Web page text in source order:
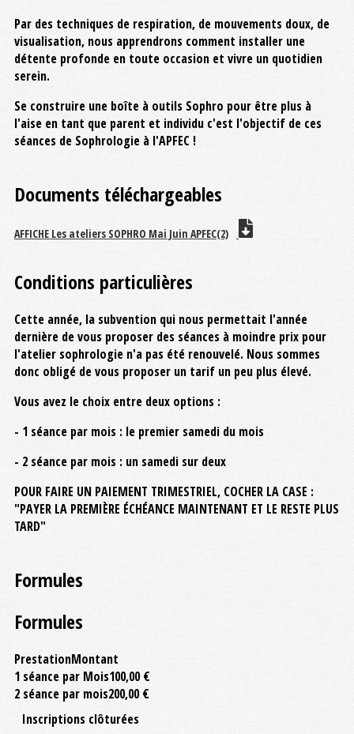
Par des techniques de respiration, de mouvements doux, de
visualisation, nous apprendrons comment installer une
détente profonde en toute occasion et vivre un quotidien
serein.
Se construire une boîte à outils Sophro pour être plus à
l'aise en tant que parent et individu c'est l'objectif de ces
séances de Sophrologie à l'APFEC !
Documents téléchargeables
AFFICHE Les ateliers SOPHRO Mai Juin APFEC(2)
Conditions particulières
Cette année, la subvention qui nous permettait l'année
dernière de vous proposer des séances à moindre prix pour
l'atelier sophrologie n'a pas été renouvelé. Nous sommes
donc obligé de vous proposer un tarif un peu plus élevé.
Vous avez le choix entre deux options :
- 1 séance par mois : le premier samedi du mois
- 2 séance par mois : un samedi sur deux
POUR FAIRE UN PAIEMENT TRIMESTRIEL, COCHER LA CASE :
"PAYER LA PREMIÈRE ÉCHÉANCE MAINTENANT ET LE RESTE PLUS
TARD"
Formules
Formules
PrestationMontant
1 séance par Mois100,00 €
2 séance par mois200,00 €
Inscriptions clôturées